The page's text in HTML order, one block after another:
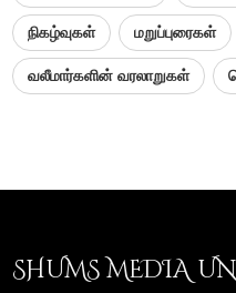
நிகழ்வுகள் மறுப்புரைகள்
வலீமார்களின் வரலாறுகள்
SHUMS MEDIA